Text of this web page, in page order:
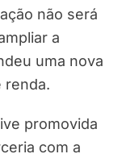
não será
a
uma nova
renda.
promovida
com a